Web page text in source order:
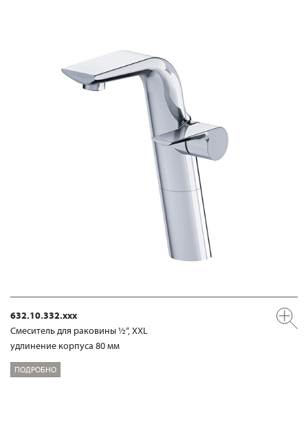
632.10.332.xxx
Смеситель для раковины ½“, XXL
удлинение корпуса 80 мм
ПОДРОБНО